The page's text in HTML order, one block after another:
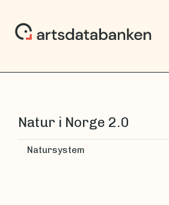
Natur i Norge 2.0
Natursystem